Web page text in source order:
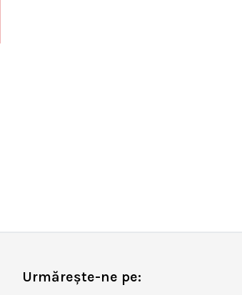
Urmărește-ne pe: